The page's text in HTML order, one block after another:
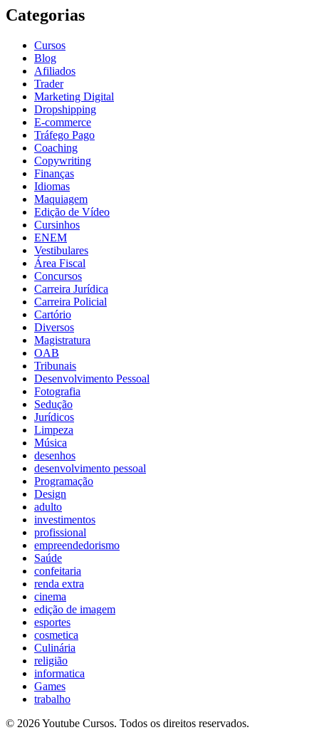
Categorias
Cursos
Blog
Afiliados
Trader
Marketing Digital
Dropshipping
E-commerce
Tráfego Pago
Coaching
Copywriting
Finanças
Idiomas
Maquiagem
Edição de Vídeo
Cursinhos
ENEM
Vestibulares
Área Fiscal
Concursos
Carreira Jurídica
Carreira Policial
Cartório
Diversos
Magistratura
OAB
Tribunais
Desenvolvimento Pessoal
Fotografia
Sedução
Jurídicos
Limpeza
Música
desenhos
desenvolvimento pessoal
Programação
Design
adulto
investimentos
profissional
empreendedorismo
Saúde
confeitaria
renda extra
cinema
edição de imagem
esportes
cosmetica
Culinária
religião
informatica
Games
trabalho
© 2026 Youtube Cursos. Todos os direitos reservados.